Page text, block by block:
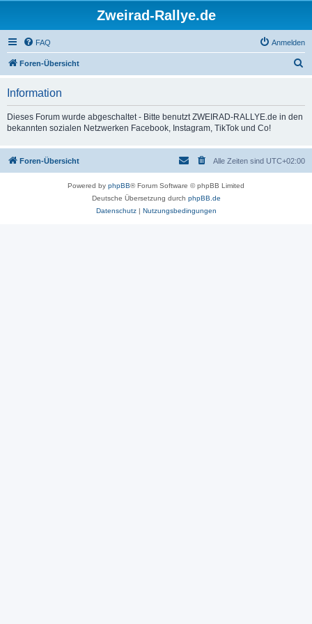
Zweirad-Rallye.de
FAQ Anmelden
Foren-Übersicht
Information
Dieses Forum wurde abgeschaltet - Bitte benutzt ZWEIRAD-RALLYE.de in den
bekannten sozialen Netzwerken Facebook, Instagram, TikTok und Co!
Foren-Übersicht Alle Zeiten sind UTC+02:00
Powered by phpBB® Forum Software © phpBB Limited
Deutsche Übersetzung durch phpBB.de
Datenschutz| Nutzungsbedingungen